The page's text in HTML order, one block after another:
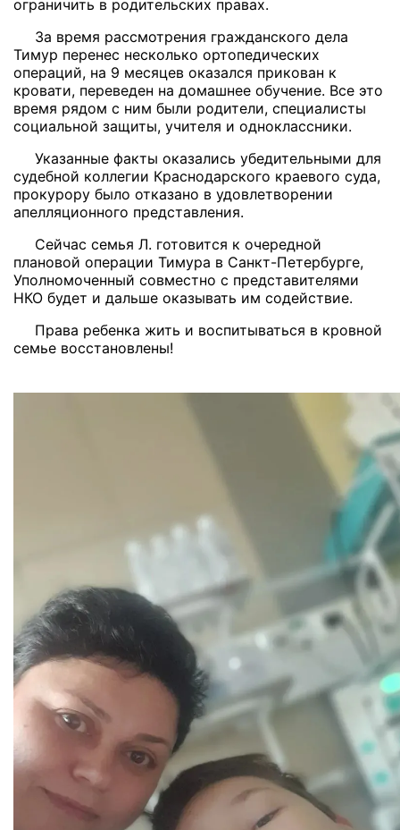
ограничить в родительских правах.
За время рассмотрения гражданского дела
Тимур перенес несколько ортопедических
операций, на 9 месяцев оказался прикован к
кровати, переведен на домашнее обучение. Все это
время рядом с ним были родители, специалисты
социальной защиты, учителя и одноклассники.
Указанные факты оказались убедительными для
судебной коллегии Краснодарского краевого суда,
прокурору было отказано в удовлетворении
апелляционного представления.
Сейчас семья Л. готовится к очередной
плановой операции Тимура в Санкт-Петербурге,
Уполномоченный совместно с представителями
НКО будет и дальше оказывать им содействие.
Права ребенка жить и воспитываться в кровной
семье восстановлены!